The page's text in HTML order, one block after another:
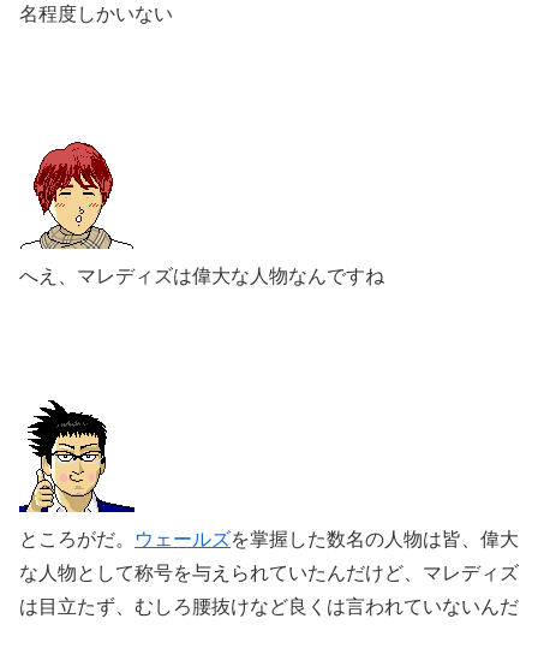
名程度しかいない
へえ、マレディズは偉大な人物なんですね
ところがだ。 ウェールズを掌握した数名の人物は皆、偉大
な人物として称号を与えられていたんだけど、マレディズ
は目立たず、むしろ腰抜けなど良くは言われていないんだ